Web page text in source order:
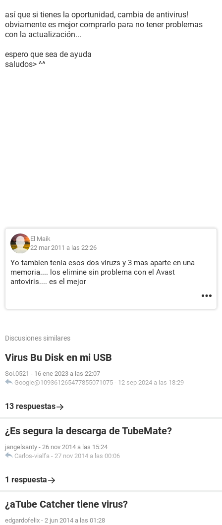
así que si tienes la oportunidad, cambia de antivirus!
obviamente es mejor comprarlo para no tener problemas
con la actualización...
espero que sea de ayuda
saludos> ^^
El Maik
22 mar 2011 a las 22:26
Yo tambien tenia esos dos viruzs y 3 mas aparte en una
memoria.... los elimine sin problema con el Avast
antoviris.... es el mejor
Discusiones similares
Virus Bu Disk en mi USB
Sol.0521 - 16 ene 2023 a las 22:07
Google@109361265477855071075 - 12 sep 2024 a las 18:29
13 respuestas
¿Es segura la descarga de TubeMate?
jangelsanty - 26 nov 2014 a las 15:24
Carlos-vialfa - 27 nov 2014 a las 00:06
1 respuesta
¿aTube Catcher tiene virus?
edgardofelix - 2 jun 2014 a las 01:28